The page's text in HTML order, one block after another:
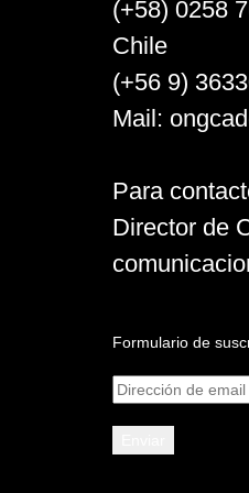
(+58) 0258
Chile
(+56 9)
Mail:
Para
Director de
Formulario de
Dirección
de
email
*